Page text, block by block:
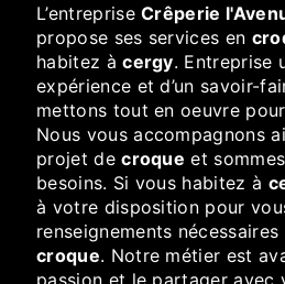
L’entrepriseCrêperie
propose ses services en
habitez àcergy. Entreprise
expérience et d’un savoir-
mettons tout en oeuvre
Nous vous accompagnons
projet decroque et
besoins. Si vous habitez à
à votre disposition pour
renseignements
croque. Notre métier est
passion et le partager avec